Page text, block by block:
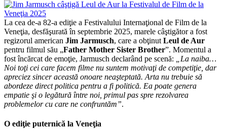
Jarmusch
câştigă
Leul
de
Aur
la
Festivalul
de
Film
de
la
Veneţia
cu
La cea de-a 82-a ediţie a Festivalului Internaţional de Film de la
Veneţia, desfăşurată în septembrie 2025, marele câştigător a fost
regizorul american Jim Jarmusch, care a obţinut Leul de Aur
pentru filmul său „Father Mother Sister Brother”. Momentul a
fost încărcat de emoţie, Jarmusch declarând pe scenă:
„La naiba…
Noi toţi cei care facem filme nu suntem motivaţi de competiţie, dar
apreciez sincer această onoare neaşteptată. Arta nu trebuie să
abordeze direct politica pentru a fi politică. Ea poate genera
empatie şi o legătură între noi, primul pas spre rezolvarea
problemelor cu care ne confruntăm”.
O ediţie puternică la Veneţia